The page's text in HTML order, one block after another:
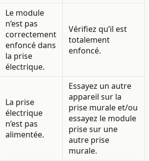
Le module
n’est pas
correctement
enfoncé dans
la prise
électrique.
Vérifiez qu’il est
totalement
enfoncé.
La prise
électrique
n’est pas
alimentée.
Essayez un autre
appareil sur la
prise murale et/ou
essayez le module
prise sur une
autre prise
murale.